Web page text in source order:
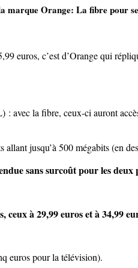
Orange: La fibre pour
euros, c’est d’Orange qui
la fibre, ceux-ci auront
jusqu’à 500 mégabits (en
sans surcoût pour les deux
à 29,99 euros et à 34,99
euros pour la télévision).